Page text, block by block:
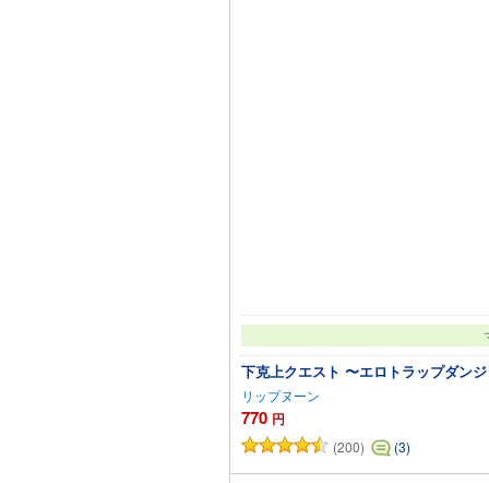
下克上クエスト 〜エロトラップダン
リップヌーン
770 円
(200) (3)